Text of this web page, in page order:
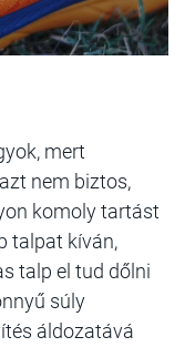
mert
nem biztos,
komoly tartást
talpat kíván,
talp el tud dőlni
súly
áldozatává